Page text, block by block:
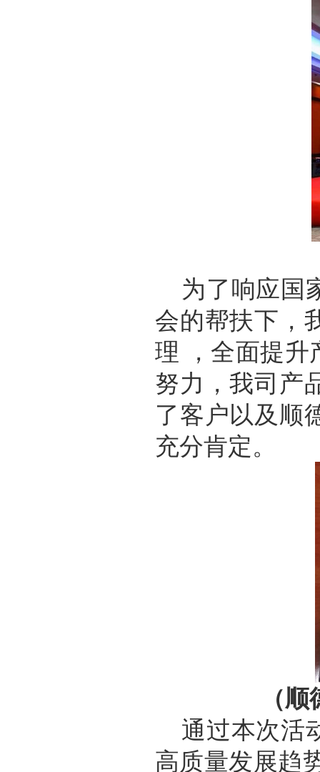
为了响应国
会的帮扶下，
理 ，全面提升
努力，我司产
了客户以及顺
充分肯定。
（
通过本次活
高质量发展趋